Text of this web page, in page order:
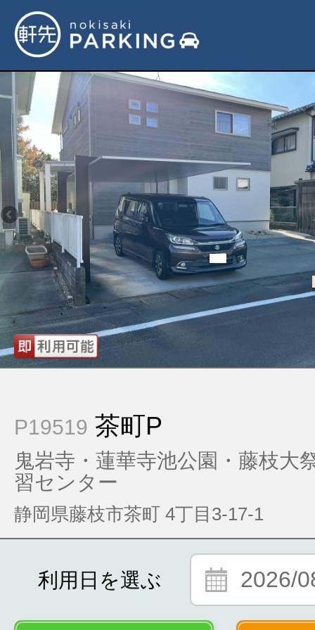
P19519 茶町P
鬼岩寺・蓮華寺池公園・藤枝大
習センター
静岡県藤枝市茶町 4丁目3-17-1
利用日を選ぶ 2026/